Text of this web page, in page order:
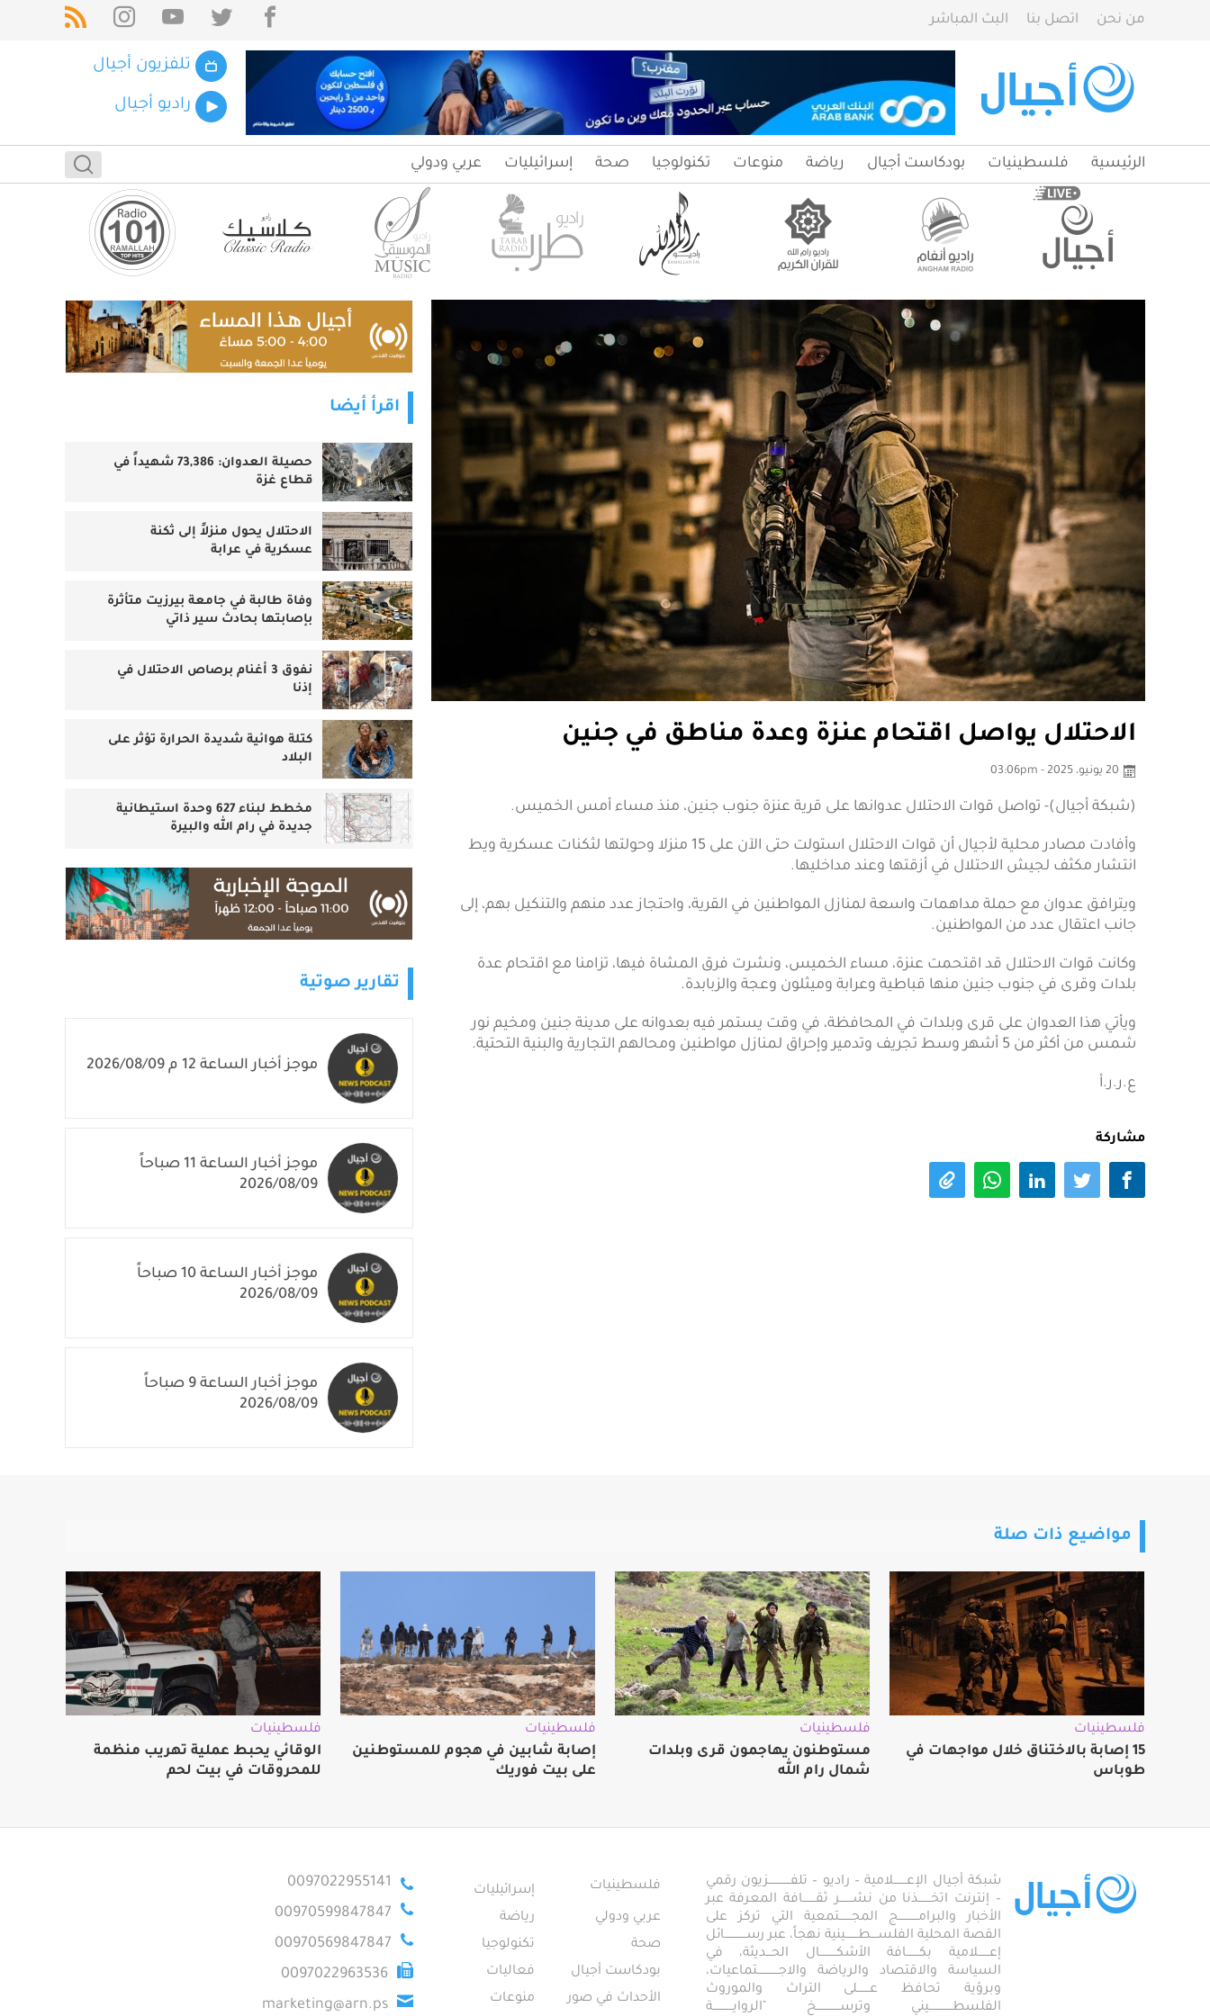
من نحن اتصل بنا البث المباشر
تلفزيون أجيال
راديو أجيال
الرئيسية فلسطينيات بودكاست أجيال رياضة منوعات تكنولوجيا صحة إسرائيليات عربي ودولي
الاحتلال يواصل اقتحام عنزة وعدة مناطق في جنين
20 يونيو، 2025 - 03:06pm
(شبكة أجيال)- تواصل قوات الاحتلال عدوانها على قرية عنزة جنوب جنين، منذ مساء أمس الخميس.
وأفادت مصادر محلية لأجيال أن قوات الاحتلال استولت حتى الآن على 15 منزلا وحولتها لثكنات عسكرية ويط
انتشار مكثف لجيش الاحتلال في أزقتها وعند مداخليها.
ويترافق عدوان مع حملة مداهمات واسعة لمنازل المواطنين في القرية، واحتجاز عدد منهم والتنكيل بهم، إلى
جانب اعتقال عدد من المواطنين.
وكانت قوات الاحتلال قد اقتحمت عنزة، مساء الخميس، ونشرت فرق المشاة فيها، تزامنا مع اقتحام عدة
بلدات وقرى في جنوب جنين منها قباطية وعرابة وميثلون وعجة والزبابدة.
ويأتي هذا العدوان على قرى وبلدات في المحافظة، في وقت يستمر فيه بعدوانه على مدينة جنين ومخيم نور
شمس من أكثر من 5 أشهر وسط تجريف وتدمير وإحراق لمنازل مواطنين ومحالهم التجارية والبنية التحتية.
ع.ر.ر.أ
مشاركة
اقرأ أيضا
حصيلة العدوان: 73,386 شهيداً في
قطاع غزة
الاحتلال يحول منزلاً إلى ثكنة
عسكرية في عرابة
وفاة طالبة في جامعة بيرزيت متأثرة
بإصابتها بحادث سير ذاتي
نفوق 3 أغنام برصاص الاحتلال في
إذنا
كتلة هوائية شديدة الحرارة تؤثر على
البلاد
مخطط لبناء 627 وحدة استيطانية
جديدة في رام الله والبيرة
تقارير صوتية
موجز أخبار الساعة 12 م 2026/08/09
موجز أخبار الساعة 11 صباحاً
2026/08/09
موجز أخبار الساعة 10 صباحاً
2026/08/09
موجز أخبار الساعة 9 صباحاً
2026/08/09
مواضيع ذات صلة
فلسطينيات
15 إصابة بالاختناق خلال مواجهات في
طوباس
فلسطينيات
مستوطنون يهاجمون قرى وبلدات
شمال رام الله
فلسطينيات
إصابة شابين في هجوم للمستوطنين
على بيت فوريك
فلسطينيات
الوقائي يحبط عملية تهريب منظمة
للمحروقات في بيت لحم
شبكة أجيال الإعـــــــلامية – راديو – تلفــــــــــــزيون رقمي
– إنترنت اتخـــــــذنا من نشـــــــر ثقـــــــافة المعرفة عبر
الأخبار والبرامـــــــــــج المجـــــــتمعية التي تركز على
القصة المحلية الفلســــطـــــــينية نهجاً، عبر رســــــــــــائل
إعــــــلامية بكـــــــافة الأشكـــــــــال الحـــديثة، في
السياسة والاقتصاد والرياضة والاجــــــــــــتماعيات،
وبرؤية تحافظ عـــــــلى التراث والموروث
الفلسطـــــــــــــيني وترســـــــــــــخ "الروايـــــــــــة
فلسطينيات
إسرائيليات
عربي ودولي
رياضة
صحة
تكنولوجيا
بودكاست أجيال
فعاليات
الأحداث في صور
منوعات
0097022955141
00970599847847
00970569847847
0097022963536
marketing@arn.ps